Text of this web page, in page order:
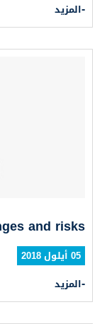
المزيد
and risks
05 أيلول 2018
المزيد